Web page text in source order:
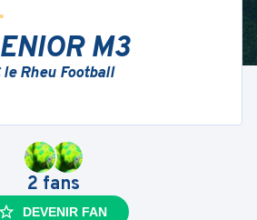
M3
le Rheu Football
2 fans
DEVENIR FAN